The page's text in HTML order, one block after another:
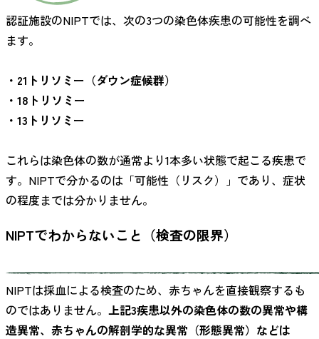
認証施設のNIPTでは、次の3つの染色体疾患の可能性を調べ
ます。
・21トリソミー（ダウン症候群）
・18トリソミー
・13トリソミー
これらは染色体の数が通常より1本多い状態で起こる疾患で
す。NIPTで分かるのは「可能性（リスク）」であり、症状
の程度までは分かりません。
NIPTでわからないこと（検査の限界）
NIPTは採血による検査のため、赤ちゃんを直接観察するも
のではありません。 上記3疾患以外の染色体の数の異常や構
造異常、赤ちゃんの解剖学的な異常（形態異常）などは